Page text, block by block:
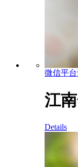
微信平
江
Details